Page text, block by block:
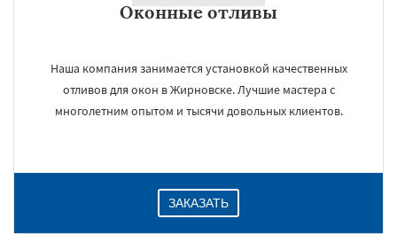
Оконные отливы
Наша компания занимается установкой качественных
отливов для окон в Жирновске. Лучшие мастера с
многолетним опытом и тысячи довольных клиентов.
ЗАКАЗАТЬ